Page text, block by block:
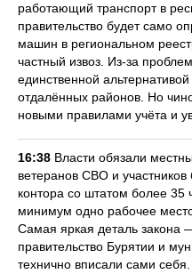
работающий транспорт в
правительство будет само
машин в региональном
частный извоз. Из-за
единственной
отдалённых районов. Но
новыми правилами учёта и
16:38 Власти обязали
ветеранов СВО и
контора со штатом более 35
минимум одно рабочее
Самая яркая деталь закона
правительство Бурятии и
технично вписали сами